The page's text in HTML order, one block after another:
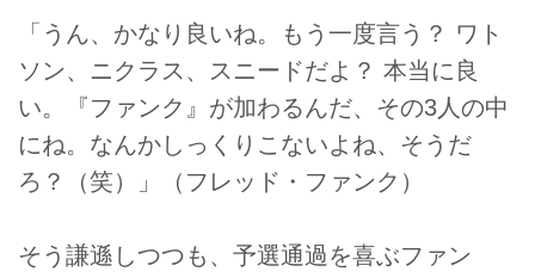
「うん、かなり良いね。もう一度言う？ ワト
ソン、ニクラス、スニードだよ？ 本当に良
い。『ファンク』が加わるんだ、その3人の中
にね。なんかしっくりこないよね、そうだ
ろ？（笑）」（フレッド・ファンク）
そう謙遜しつつも、予選通過を喜ぶファン